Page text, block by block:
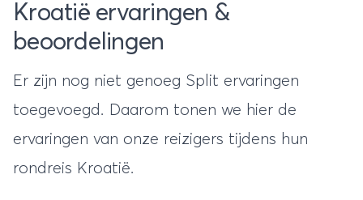
Kroatië ervaringen &
beoordelingen
Er zijn nog niet genoeg Split ervaringen
toegevoegd. Daarom tonen we hier de
ervaringen van onze reizigers tijdens hun
rondreis Kroatië.